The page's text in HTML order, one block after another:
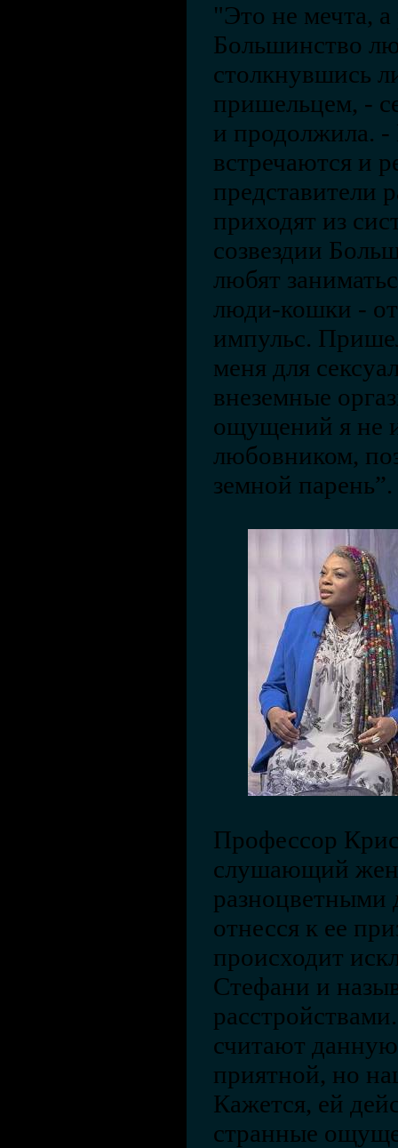
"Это не мечта, а
Большинство
столкнувшись
пришельцем, -
и продолжила.
встречаются и
представители
приходят из
созвездии
любят
люди-кошки -
импульс.
меня для
внеземные
ощущений я не
любовником,
земной парень”.
Профессор
слушающий
разноцветными
отнесся к ее
происходит
Стефани и
считают
приятной, но
Кажется, ей
странные